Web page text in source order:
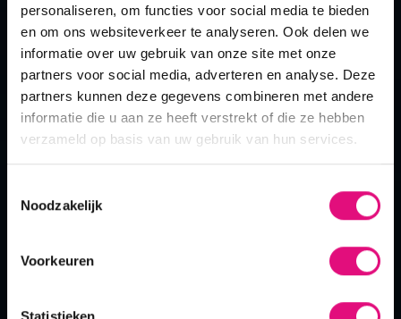
personaliseren, om functies voor social media te bieden
en om ons websiteverkeer te analyseren. Ook delen we
informatie over uw gebruik van onze site met onze
partners voor social media, adverteren en analyse. Deze
partners kunnen deze gegevens combineren met andere
informatie die u aan ze heeft verstrekt of die ze hebben
verzameld op basis van uw gebruik van hun services.
Noodzakelijk
Voorkeuren
samen winnen we...
altijd
are you ready for the launch?
the crew
vacatures
blog